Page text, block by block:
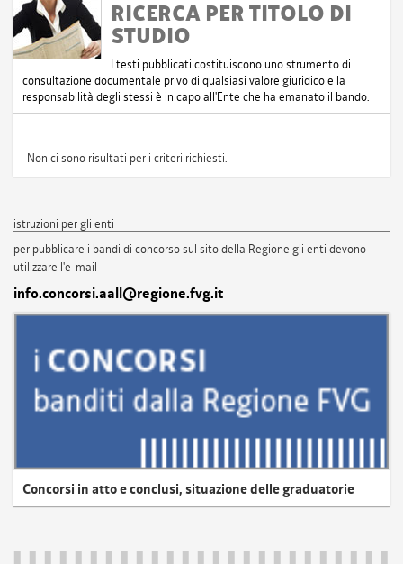
RICERCA PER TITOLO DI
STUDIO
I testi pubblicati costituiscono uno strumento di
consultazione documentale privo di qualsiasi valore giuridico e la
responsabilità degli stessi è in capo all'Ente che ha emanato il bando.
Non ci sono risultati per i criteri richiesti.
istruzioni per gli enti
per pubblicare i bandi di concorso sul sito della Regione gli enti devono
utilizzare l'e-mail
info.concorsi.aall@regione.fvg.it
Concorsi in atto e conclusi, situazione delle graduatorie